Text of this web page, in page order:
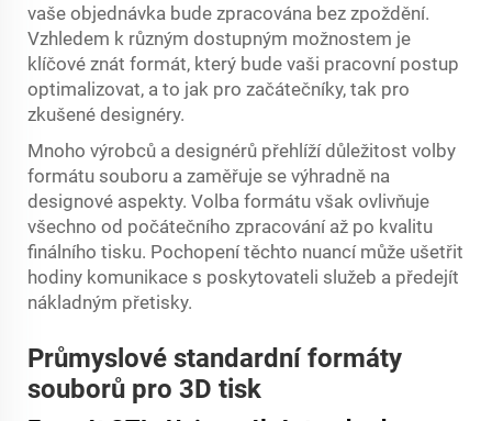
vaše objednávka bude zpracována bez zpoždění.
Vzhledem k různým dostupným možnostem je
klíčové znát formát, který bude vaši pracovní postup
optimalizovat, a to jak pro začátečníky, tak pro
zkušené designéry.
Mnoho výrobců a designérů přehlíží důležitost volby
formátu souboru a zaměřuje se výhradně na
designové aspekty. Volba formátu však ovlivňuje
všechno od počátečního zpracování až po kvalitu
finálního tisku. Pochopení těchto nuancí může ušetřit
hodiny komunikace s poskytovateli služeb a předejít
nákladným přetisky.
Průmyslové standardní formáty
souborů pro 3D tisk